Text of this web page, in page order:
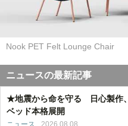
Nook PET Felt Lounge Chair
ニュースの最新記事
★地震から命を守る 日心製作
ベッド本格展開
ニュース 2026.08.08